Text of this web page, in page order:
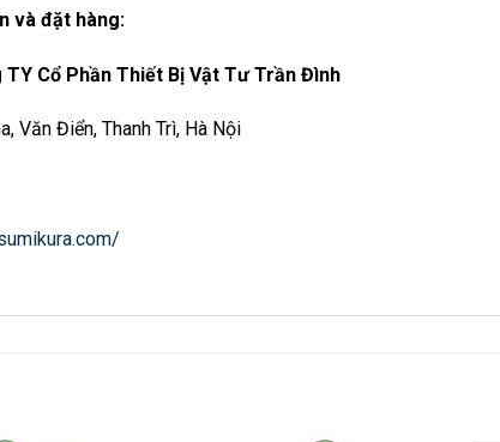
và đặt hàng:
Cổ Phần Thiết Bị Vật Tư Trần Đình
Văn Điển, Thanh Trì, Hà Nội